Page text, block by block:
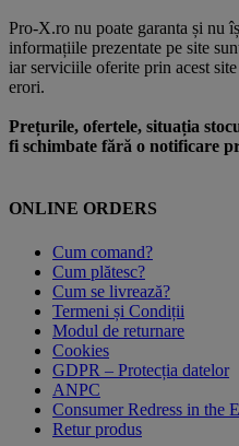
Pro-X.ro nu poate garanta și nu
informațiile prezentate pe site
iar serviciile oferite prin acest
erori.
Prețurile, ofertele, situația
fi schimbate fără o notificare
ONLINE ORDERS
Cum comand?
Cum plătesc?
Cum se livrează?
Termeni și Condiții
Modul de returnare
Cookies
GDPR – Protecția datelor
ANPC
Consumer Redress in the
Retur produs